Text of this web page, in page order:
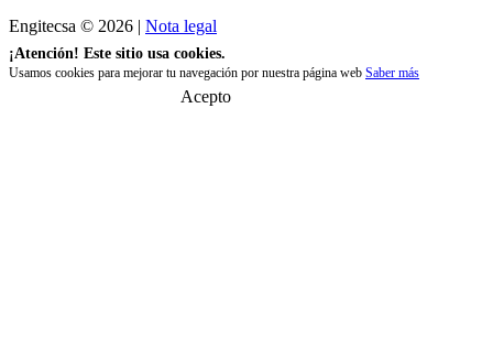
Engitecsa © 2026 | Nota legal
¡Atención! Este sitio usa cookies.
Usamos cookies para mejorar tu navegación por nuestra página web Saber más
Acepto